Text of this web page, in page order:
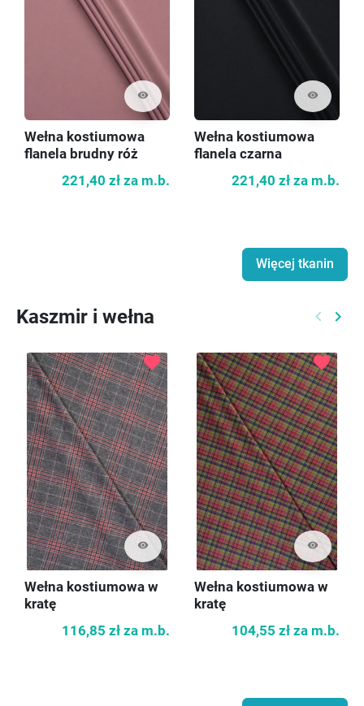
visibility
Wełna kostiumowa
flanela brudny róż
221,40 zł za m.b.
visibility
Wełna kostiumowa
flanela czarna
221,40 zł za m.b.
Więcej tkanin
Kaszmir i wełna keyboard_arrow_left keyboard_arrow_right
visibility
favorite
Wełna kostiumowa w
kratę
116,85 zł za m.b.
visibility
favorite
Wełna kostiumowa w
kratę
104,55 zł za m.b.